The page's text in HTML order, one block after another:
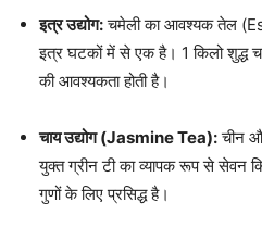
इत्र उद्योग:चमेली का आवश्यक तेल
इत्र घटकों में से एक है। 1 किलो शुद्ध
की आवश्यकता होती है।
चाय उद्योग (Jasmine Tea):चीन
युक्त ग्रीन टी का व्यापक रूप से सेवन
गुणों के लिए प्रसिद्ध है।